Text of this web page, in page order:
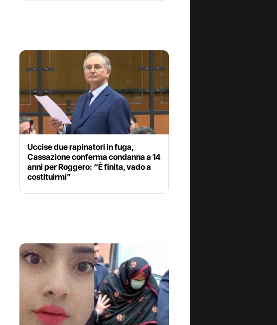
Uccise due rapinatori in fuga,
Cassazione conferma condanna a 14
anni per Roggero: “È finita, vado a
costituirmi”